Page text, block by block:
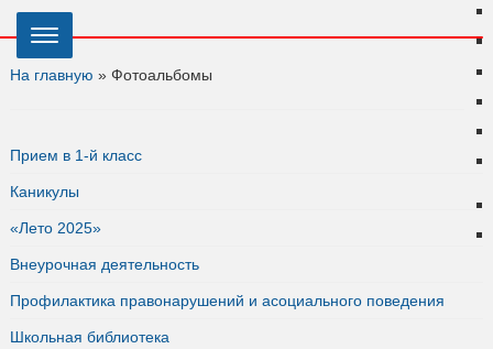
На главную » Фотоальбомы
Прием в 1-й класс
Каникулы
«Лето 2025»
Внеурочная деятельность
Профилактика правонарушений и асоциального поведения
Школьная библиотека